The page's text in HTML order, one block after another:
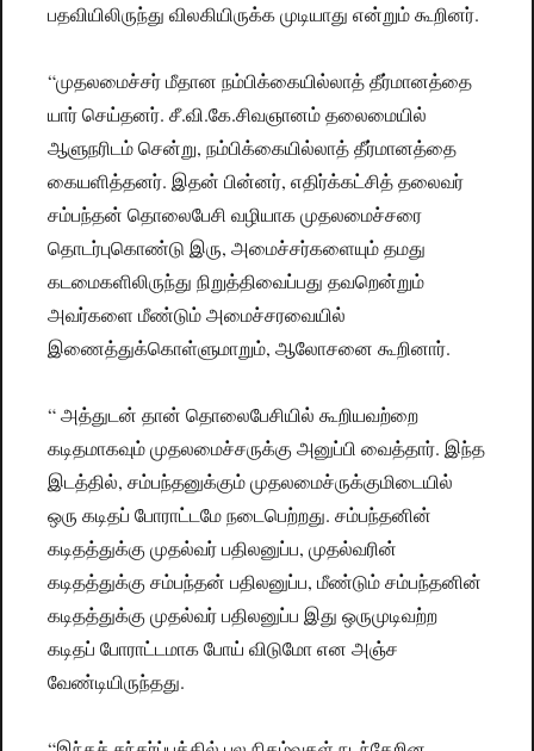
பதவியிலிருந்து விலகியிருக்க முடியாது என்றும் கூறினர்.
“முதலமைச்சர் மீதான நம்பிக்கையில்லாத் தீர்மானத்தை
யார் செய்தனர். சீ.வி.கே.சிவஞானம் தலைமையில்
ஆளுநரிடம் சென்று, நம்பிக்கையில்லாத் தீர்மானத்தை
கையளித்தனர். இதன் பின்னர், எதிர்க்கட்சித் தலைவர்
சம்பந்தன் தொலைபேசி வழியாக முதலமைச்சரை
தொடர்புகொண்டு இரு, அமைச்சர்களையும் தமது
கடமைகளிலிருந்து நிறுத்திவைப்பது தவறென்றும்
அவர்களை மீண்டும் அமைச்சரவையில்
இணைத்துக்கொள்ளுமாறும், ஆலோசனை கூறினார்.
“ அத்துடன் தான் தொலைபேசியில் கூறியவற்றை
கடிதமாகவும் முதலமைச்சருக்கு அனுப்பி வைத்தார். இந்த
இடத்தில், சம்பந்தனுக்கும் முதலமைச்ருக்குமிடையில்
ஒரு கடிதப் போராட்டமே நடைபெற்றது. சம்பந்தனின்
கடிதத்துக்கு முதல்வர் பதிலனுப்ப, முதல்வரின்
கடிதத்துக்கு சம்பந்தன் பதிலனுப்ப, மீண்டும் சம்பந்தனின்
கடிதத்துக்கு முதல்வர் பதிலனுப்ப இது ஒருமுடிவற்ற
கடிதப் போராட்டமாக போய் விடுமோ என அஞ்ச
வேண்டியிருந்தது.